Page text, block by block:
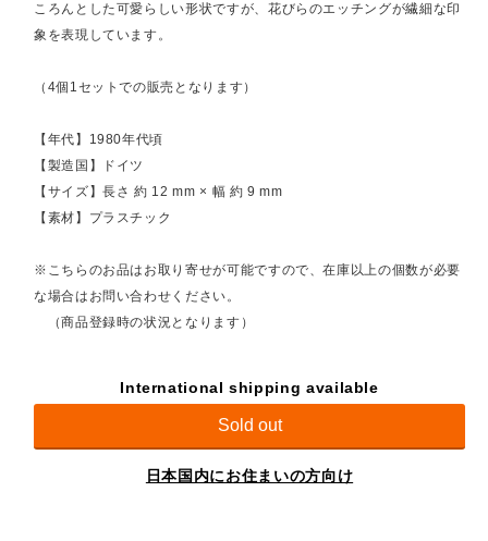
ころんとした可愛らしい形状ですが、花びらのエッチングが繊細な印
象を表現しています。
（4個1セットでの販売となります）
【年代】1980年代頃
【製造国】ドイツ
【サイズ】長さ 約 12 mm × 幅 約 9 mm
【素材】プラスチック
※こちらのお品はお取り寄せが可能ですので、在庫以上の個数が必要
な場合はお問い合わせください。
（商品登録時の状況となります）
International shipping available
Sold out
日本国内にお住まいの方向け